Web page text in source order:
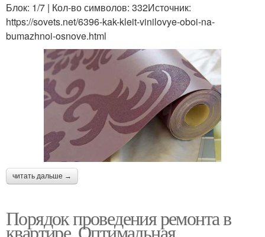
Блок: 1/7 | Кол-во символов: 332Источник:
https://sovets.net/6396-kak-kleit-vinilovye-oboi-na-
bumazhnoi-osnove.html
читать дальше →
Порядок проведения ремонта в